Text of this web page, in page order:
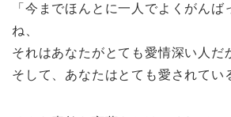
「今までほんとに一人でよくがんば
ね、
それはあなたがとても愛情深い人だ
そして、あなたはとても愛されてい